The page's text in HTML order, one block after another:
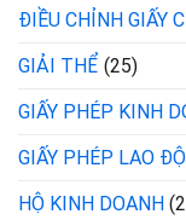
ĐIỀU CHỈNH GIẤY
GIẢI THỂ (25)
GIẤY PHÉP KINH
GIẤY PHÉP LAO
HỘ KINH DOANH